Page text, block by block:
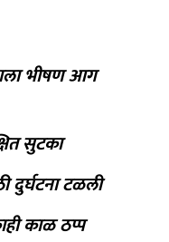
भीषण आग
सुटका
दुर्घटना टळली
काळ ठप्प